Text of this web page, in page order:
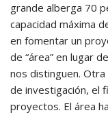
grande alberga 70
capacidad máxima
en fomentar un
de “área” en lugar
nos distinguen. Otra
de investigación, el
proyectos. El área